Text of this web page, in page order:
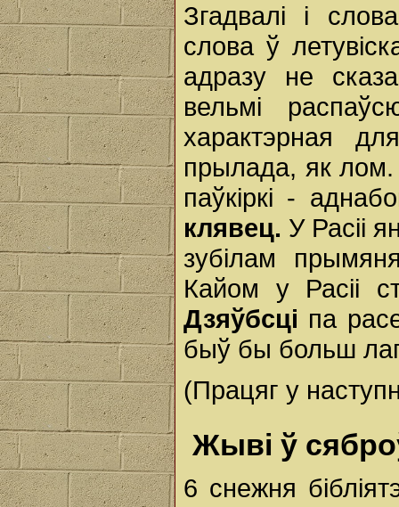
Згадвалі і
слова ў
адразу не
вельмі
характэрная
прылада, як лом.
паўкіркі -
клявец. У Расіі
зубілам
Кайом у Расіі
Дзяўбсці па
быў бы больш
(Працяг у
Жыві ў
6 снежня